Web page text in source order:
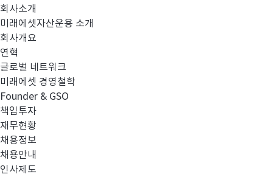
회사소개
미래에셋자산운용 소개
회사개요
연혁
글로벌 네트워크
미래에셋 경영철학
Founder & GSO
책임투자
재무현황
채용정보
채용안내
인사제도
이전글
다음글
목록보기